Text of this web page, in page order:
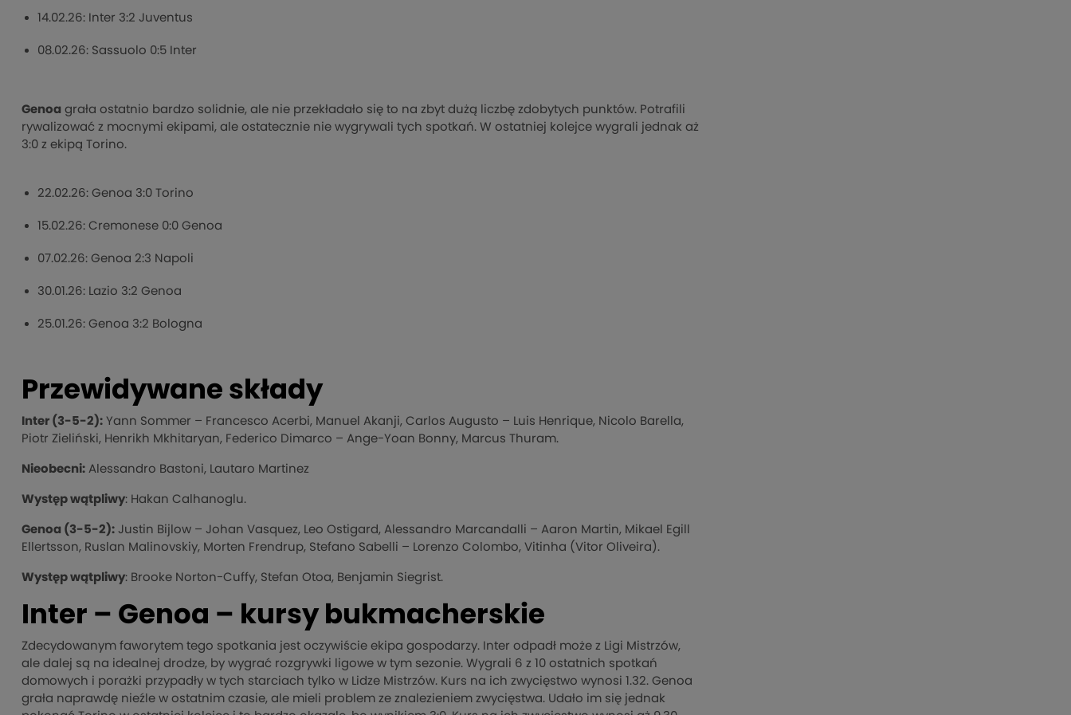
14.02.26: Inter 3:2 Juventus
08.02.26: Sassuolo 0:5 Inter
Genoa grała ostatnio bardzo solidnie, ale nie przekładało się to na zbyt dużą liczbę zdobytych punktów. Potrafili
rywalizować z mocnymi ekipami, ale ostatecznie nie wygrywali tych spotkań. W ostatniej kolejce wygrali jednak aż
3:0 z ekipą Torino.
22.02.26: Genoa 3:0 Torino
15.02.26: Cremonese 0:0 Genoa
07.02.26: Genoa 2:3 Napoli
30.01.26: Lazio 3:2 Genoa
25.01.26: Genoa 3:2 Bologna
Przewidywane składy
Inter (3-5-2): Yann Sommer – Francesco Acerbi, Manuel Akanji, Carlos Augusto – Luis Henrique, Nicolo Barella,
Piotr Zieliński, Henrikh Mkhitaryan, Federico Dimarco – Ange-Yoan Bonny, Marcus Thuram.
Nieobecni: Alessandro Bastoni, Lautaro Martinez
Występ wątpliwy: Hakan Calhanoglu.
Genoa (3-5-2): Justin Bijlow – Johan Vasquez, Leo Ostigard, Alessandro Marcandalli – Aaron Martin, Mikael Egill
Ellertsson, Ruslan Malinovskiy, Morten Frendrup, Stefano Sabelli – Lorenzo Colombo, Vitinha (Vitor Oliveira).
Występ wątpliwy: Brooke Norton-Cuffy, Stefan Otoa, Benjamin Siegrist.
Inter – Genoa – kursy bukmacherskie
Zdecydowanym faworytem tego spotkania jest oczywiście ekipa gospodarzy. Inter odpadł może z Ligi Mistrzów,
ale dalej są na idealnej drodze, by wygrać rozgrywki ligowe w tym sezonie. Wygrali 6 z 10 ostatnich spotkań
domowych i porażki przypadły w tych starciach tylko w Lidze Mistrzów. Kurs na ich zwycięstwo wynosi 1.32. Genoa
grała naprawdę nieźle w ostatnim czasie, ale mieli problem ze znalezieniem zwycięstwa. Udało im się jednak